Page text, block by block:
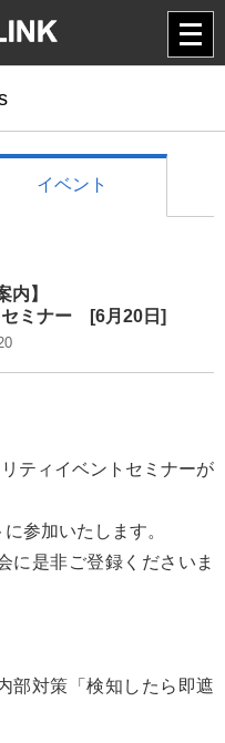
メ
ニ
ュ
く
イベント
内】
ミナー [6月20日]
ティイベントセミナーが
参加いたします。
に是非ご登録くださいま
部対策「検知したら即遮